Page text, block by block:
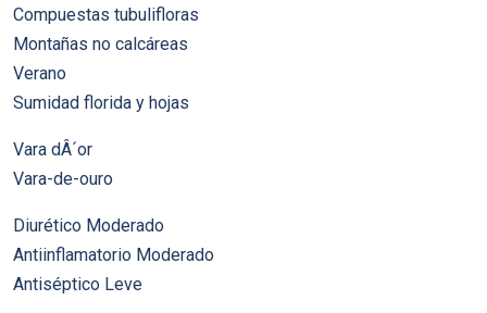
Compuestas tubulifloras
Montañas no calcáreas
Verano
Sumidad florida y hojas
Vara dÂ´or
Vara-de-ouro
Diurético Moderado
Antiinflamatorio Moderado
Antiséptico Leve